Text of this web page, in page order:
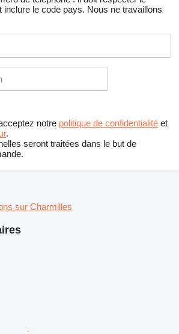
inclure le code pays. Nous ne travaillons
notre politique de confidentialité et
.
seront traitées dans le but de
sur Charmilles